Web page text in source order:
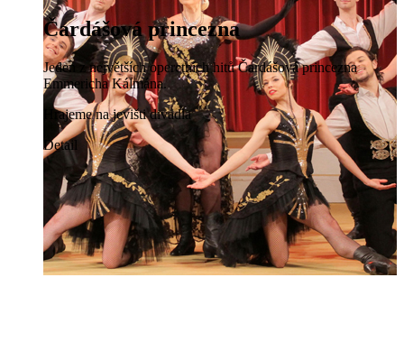
Čardášová princezna
Jeden z největších operetních hitů Čardášová princezna
Emmericha Kálmána.
Hrajeme na jevišti divadla
Detail